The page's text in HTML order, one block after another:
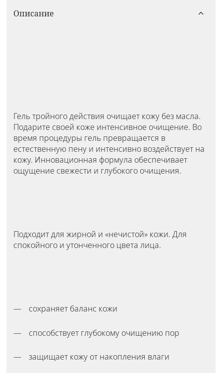
Описание
Гель тройного действия очищает кожу без масла.
Подарите своей коже интенсивное очищение. Во
время процедуры гель превращается в
естественную пену и интенсивно воздействует на
кожу. Инновационная формула обеспечивает
ощущение свежести и глубокого очищения.
Подходит для жирной и «нечистой» кожи. Для
спокойного и утонченного цвета лица.
сохраняет баланс кожи
способствует глубокому очищению пор
защищает кожу от накопления влаги